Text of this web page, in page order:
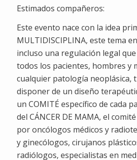
Estimados compañeros:
Este evento nace con la idea
MULTIDISCIPLINA, este tema
incluso una regulación legal
todos los pacientes, hombres y
cualquier patología neoplásica,
disponer de un diseño
un COMITÉ específico de cada
del CÁNCER DE MAMA, el
por oncólogos médicos y
y ginecólogos, cirujanos
radiólogos, especialistas en